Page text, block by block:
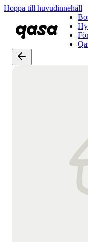
Hoppa till huvudinnehåll